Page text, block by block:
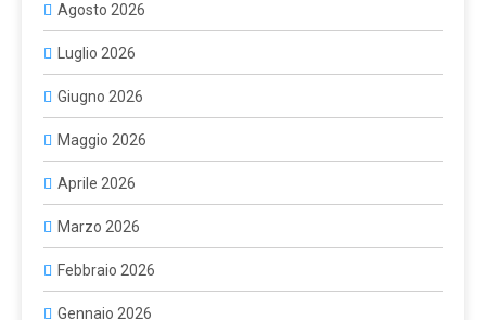
Agosto 2026
Luglio 2026
Giugno 2026
Maggio 2026
Aprile 2026
Marzo 2026
Febbraio 2026
Gennaio 2026